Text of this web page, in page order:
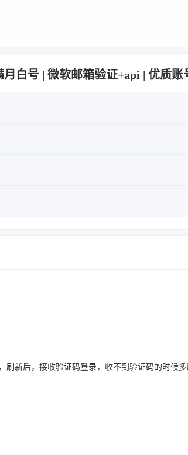
白号 | 微软邮箱验证+api | 优质账
新后，接收验证码登录，收不到验证码的时候